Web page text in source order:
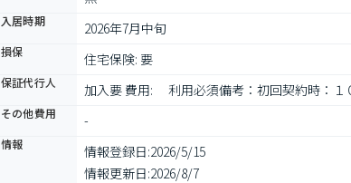
入居時期 2026年7月中旬
損保 住宅保険: 要
保証代行人 加入要 費用: 　利用必須備考：初回契約時：
その他費用 -
情報 情報登録日:2026/5/15
情報更新日:2026/8/7